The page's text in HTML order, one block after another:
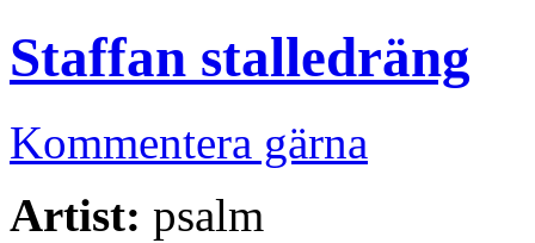
Staffan stalledräng
Kommentera gärna
Artist: psalm